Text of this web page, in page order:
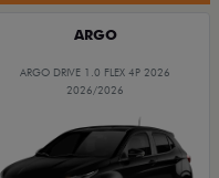
ARGO
ARGO DRIVE 1.0 FLEX 4P 2026
2026/2026